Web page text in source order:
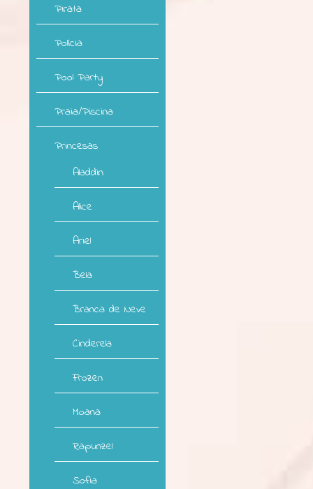
Pirata
Polícia
Pool Party
Praia/Piscina
Princesas
Aladdin
Alice
Ariel
Bela
Branca de Neve
Cinderela
Frozen
Moana
Rapunzel
Sofia